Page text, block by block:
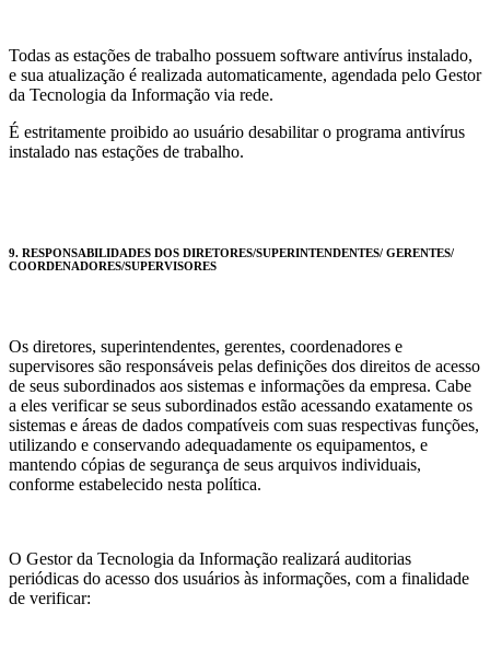
Todas as estações de trabalho possuem software antivírus instalado,
e sua atualização é realizada automaticamente, agendada pelo Gestor
da Tecnologia da Informação via rede.
É estritamente proibido ao usuário desabilitar o programa antivírus
instalado nas estações de trabalho.
9. RESPONSABILIDADES DOS DIRETORES/SUPERINTENDENTES/ GERENTES/
COORDENADORES/SUPERVISORES
Os diretores, superintendentes, gerentes, coordenadores e
supervisores são responsáveis pelas definições dos direitos de acesso
de seus subordinados aos sistemas e informações da empresa. Cabe
a eles verificar se seus subordinados estão acessando exatamente os
sistemas e áreas de dados compatíveis com suas respectivas funções,
utilizando e conservando adequadamente os equipamentos, e
mantendo cópias de segurança de seus arquivos individuais,
conforme estabelecido nesta política.
O Gestor da Tecnologia da Informação realizará auditorias
periódicas do acesso dos usuários às informações, com a finalidade
de verificar: